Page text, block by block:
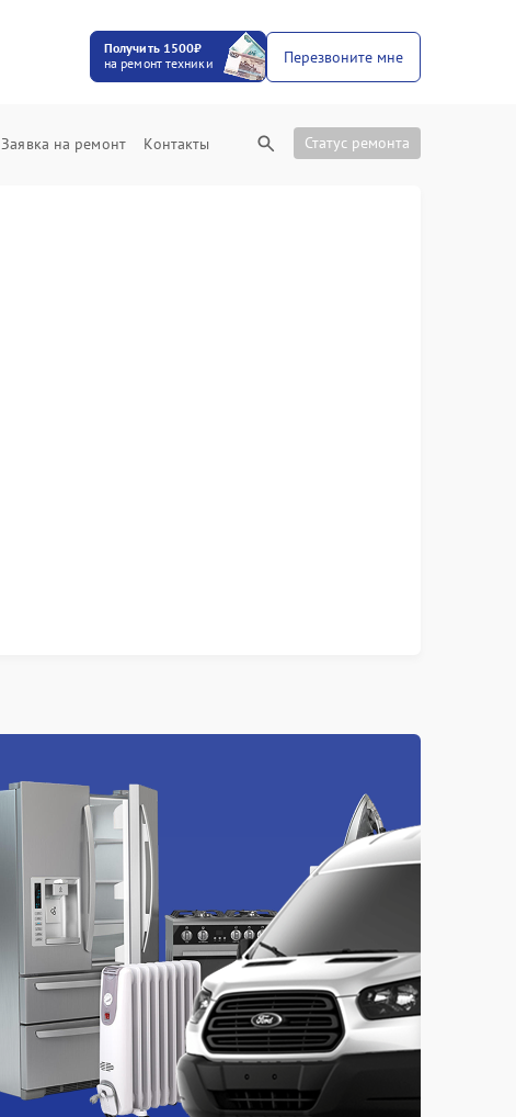
Получить 1500₽
на ремонт техники
Перезвоните мне
Заявка на ремонт Контакты Статус ремонта